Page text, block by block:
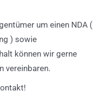
um einen NDA (
) sowie
können wir gerne
vereinbaren.